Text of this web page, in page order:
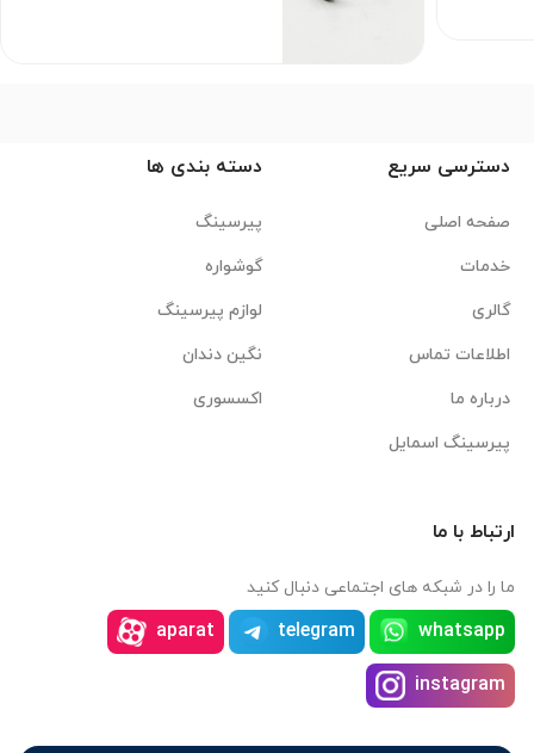
دسترسی سریع
صفحه اصلی
خدمات
گالری
اطلاعات تماس
درباره ما
پیرسینگ اسمایل
دسته بندی ها
پیرسینگ
گوشواره
لوازم پیرسینگ
نگین دندان
اکسسوری
ارتباط با ما
ما را در شبکه های اجتماعی دنبال کنید
whatsapp
telegram
aparat
instagram